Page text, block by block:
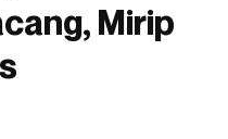
Mirip